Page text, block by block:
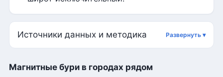
Источники данных и методика
Магнитные бури в городах рядом